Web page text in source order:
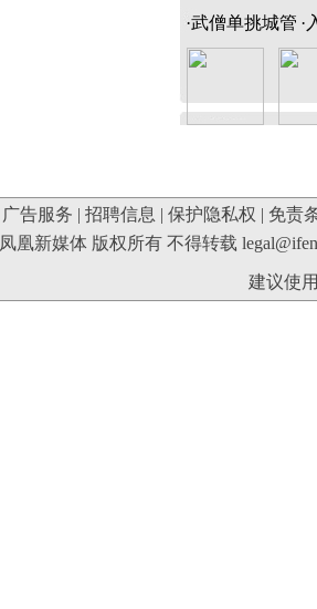
·武僧单挑城管 ·
广告服务 | 招聘信息 | 保护隐私权 | 免责
凤凰新媒体 版权所有 不得转载
建议使